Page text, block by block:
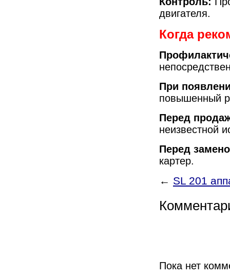
двигателя.
Когда
При
повышенный
Перед
неизвестной
Перед
картер.
← SL 201
Пока нет